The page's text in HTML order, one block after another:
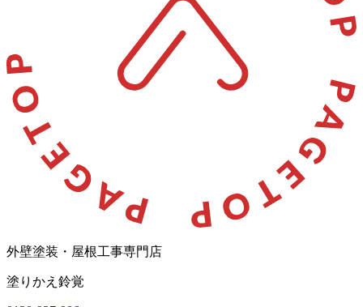
外壁塗装・屋根工事専門店
塗りかえ鈴覚